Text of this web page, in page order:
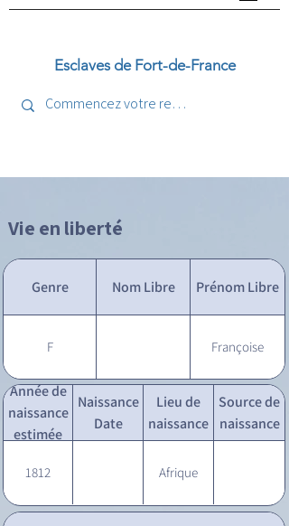
Esclaves de Fort-de-France
Vie en liberté
Genre Nom Libre Prénom Libre
F Françoise
Année de
naissance
estimée
Naissance
Date
Lieu de
naissance
Source de
naissance
1812 Afrique